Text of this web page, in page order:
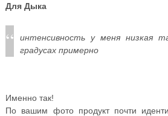
Для Дыка
интенсивность у меня низкая
градусах примерно
Именно так!
По вашим фото продукт почти